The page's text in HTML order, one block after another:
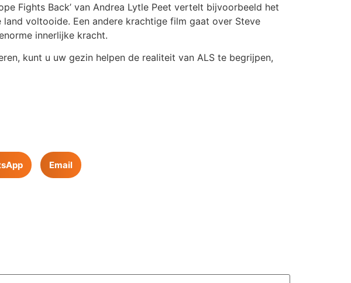
Fights Back’ van Andrea Lytle Peet vertelt bijvoorbeeld het
voltooide. Een andere krachtige film gaat over Steve
innerlijke kracht.
kunt u uw gezin helpen de realiteit van ALS te begrijpen,
Email